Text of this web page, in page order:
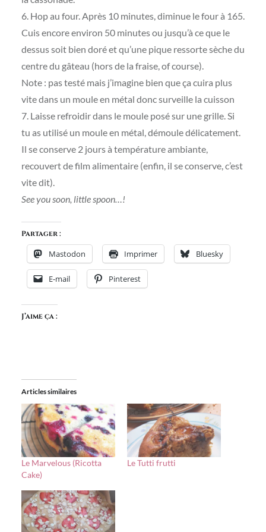
6. Hop au four. Après 10 minutes, diminue le four à 165.
Cuis encore environ 50 minutes ou jusqu’à ce que le
dessus soit bien doré et qu’une pique ressorte sèche du
centre du gâteau (hors de la fraise, of course).
Note : pas testé mais j’imagine bien que ça cuira plus
vite dans un moule en métal donc surveille la cuisson
7. Laisse refroidir dans le moule posé sur une grille. Si
tu as utilisé un moule en métal, démoule délicatement.
Il se conserve 2 jours à température ambiante,
recouvert de film alimentaire (enfin, il se conserve, c’est
vite dit).
See you soon, little spoon…!
Partager :
Mastodon Imprimer Bluesky
E-mail Pinterest
J’aime ça :
Articles similaires
Le Marvelous (Ricotta
Cake)
Le Tutti frutti